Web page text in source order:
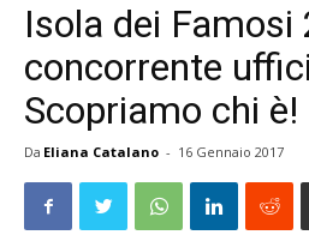
Isola dei
concorrente
Scopriamo chi è!
Da Eliana Catalano - 16 Gennaio 2017